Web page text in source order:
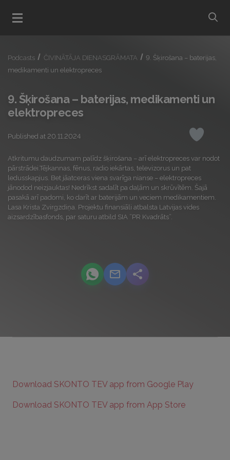
Open menu
Podcasts ČIVINĀTĀJA DIENASGRĀMATA
9. Šķirošana – baterijas,
medikamenti un elektropreces
9. Šķirošana – baterijas, medikamenti un
elektropreces
Published at 20.11.2024 Like
Atkritumu daudzumam palīdz šķirošana – arī elektropreces var nodot
pārstrādei.Tējkannas, fēnus, radio iekārtas, televizorus un pat
ledusskapjus. Bet jāatceras viena svarīga nianse – elektropreces
jānodod neizjauktas! Nedrīkst sadalīt pa daļām un skrūvītēm. Šajā
pasakā arī padomi, ko darīt ar baterijām un veciem medikamentiem.
Lasa Krista Zvirgzdiņa. Projektu finansiāli atbalsta Latvijas vides
aizsardzībasfonds, par saturu atbild SIA ”PR Kvadrāts”.
podcast.share-title WhatsApp
podcast.share-title Email
podcast.share-title
Download SKONTO TEV app from Google Play
Download SKONTO TEV app from App Store